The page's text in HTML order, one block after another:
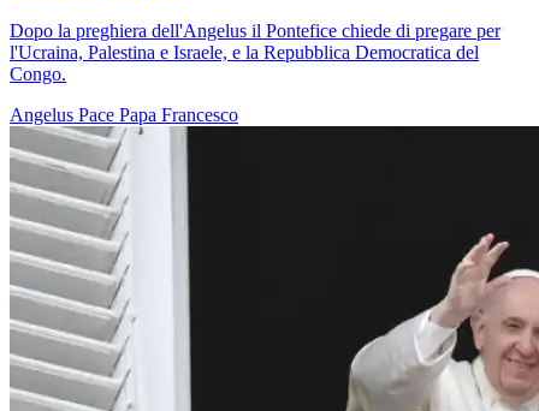
Dopo la preghiera dell'Angelus il Pontefice chiede di pregare per
l'Ucraina, Palestina e Israele, e la Repubblica Democratica del
Congo.
Angelus Pace Papa Francesco